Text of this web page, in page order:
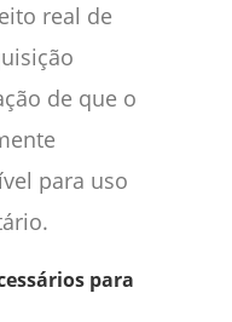
real de
de que o
para uso
para